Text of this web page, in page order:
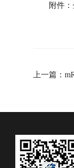
附件：
上一篇：